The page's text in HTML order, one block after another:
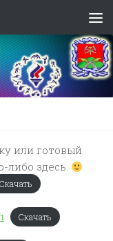
или готовый
либо здесь.
Скачать
Скачать